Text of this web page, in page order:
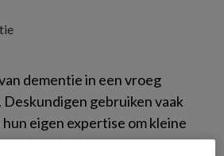
dementie in een vroeg
Deskundigen gebruiken vaak
eigen expertise om kleine
te herkennen.